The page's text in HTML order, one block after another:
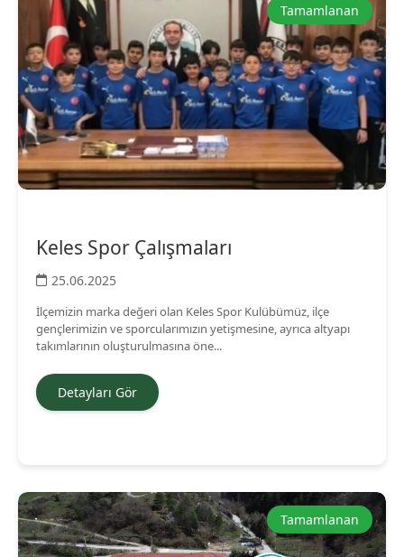
Tamamlanan
Keles Spor Çalışmaları
25.06.2025
İlçemizin marka değeri olan Keles Spor Kulübümüz, ilçe
gençlerimizin ve sporcularımızın yetişmesine, ayrıca altyapı
takımlarının oluşturulmasına öne...
Detayları Gör
Tamamlanan